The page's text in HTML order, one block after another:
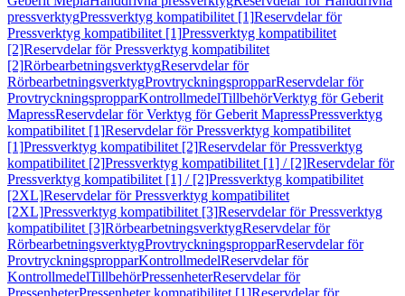
pressverktygPressverktyg kompatibilitet [1]Reservdelar för
Pressverktyg kompatibilitet [1]Pressverktyg kompatibilitet
[2]Reservdelar för Pressverktyg kompatibilitet
[2]RörbearbetningsverktygReservdelar för
RörbearbetningsverktygProvtryckningspropparReservdelar för
ProvtryckningspropparKontrollmedelTillbehörVerktyg för Geberit
MapressReservdelar för Verktyg för Geberit MapressPressverktyg
kompatibilitet [1]Reservdelar för Pressverktyg kompatibilitet
[1]Pressverktyg kompatibilitet [2]Reservdelar för Pressverktyg
kompatibilitet [2]Pressverktyg kompatibilitet [1] / [2]Reservdelar för
Pressverktyg kompatibilitet [1] / [2]Pressverktyg kompatibilitet
[2XL]Reservdelar för Pressverktyg kompatibilitet
[2XL]Pressverktyg kompatibilitet [3]Reservdelar för Pressverktyg
kompatibilitet [3]RörbearbetningsverktygReservdelar för
RörbearbetningsverktygProvtryckningspropparReservdelar för
ProvtryckningspropparKontrollmedelReservdelar för
KontrollmedelTillbehörPressenheterReservdelar för
PressenheterPressenheter kompatibilitet [1]Reservdelar för